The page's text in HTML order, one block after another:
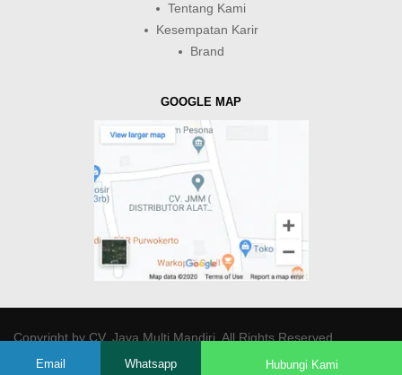
Tentang Kami
Kesempatan Karir
Brand
GOOGLE MAP
Copyright byCV. Java Multi Mandiri. All Rights Reserved.
Email Whatsapp Hubungi Kami